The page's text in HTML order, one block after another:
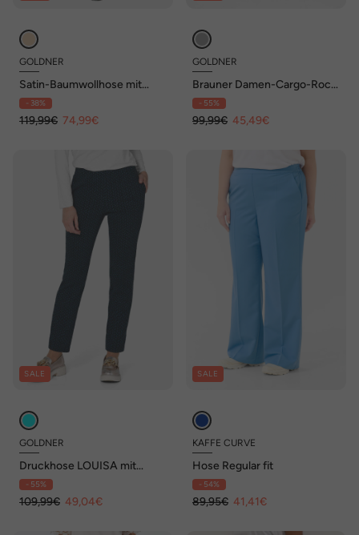
GOLDNER
Satin-Baumwollhose mit
Stretch
- 38%
119,99€ 74,99€
GOLDNER
Brauner Damen-Cargo-Rock
mit Taschen
- 55%
99,99€ 45,49€
SALE
GOLDNER
Druckhose LOUISA mit
Jacquard-Muster
- 55%
109,99€ 49,04€
SALE
KAFFE CURVE
Hose Regular fit
- 54%
89,95€ 41,41€